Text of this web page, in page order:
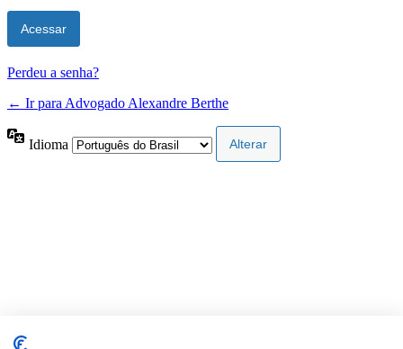
Perdeu a senha?
← Ir para Advogado Alexandre Berthe
Idioma